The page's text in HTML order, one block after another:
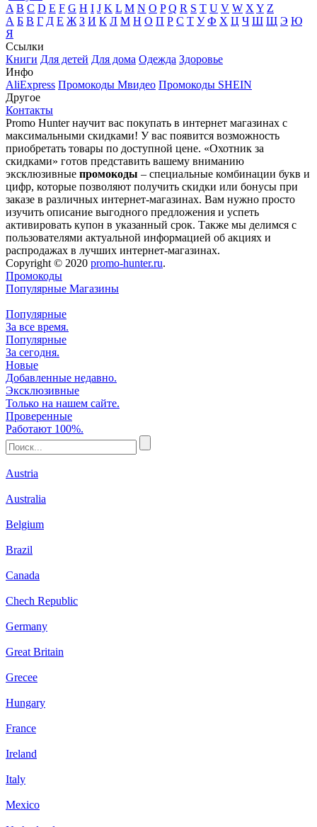
A B C D E F G H I J K L M N O P Q R S T U V W X Y Z
А Б В Г Д Е Ж З И К Л М Н О П Р С Т У Ф Х Ц Ч Ш Щ Э Ю
Я
Ссылки
Книги Для детей Для дома Одежда Здоровье
Инфо
AliExpress Промокоды Мвидео Промокоды SHEIN
Другое
Контакты
Promo Hunter научит вас покупать в интернет магазинах с
максимальными скидками! У вас появится возможность
приобретать товары по доступной цене. «Охотник за
скидками» готов представить вашему вниманию
эксклюзивные промокоды – специальные комбинации букв и
цифр, которые позволяют получить скидки или бонусы при
заказе в различных интернет-магазинах. Вам нужно просто
изучить описание выгодного предложения и успеть
активировать купон в указанный срок. Также мы делимся с
пользователями актуальной информацией об акциях и
распродажах в лучших интернет-магазинах.
Copyright © 2020 promo-hunter.ru.
Промокоды
Популярные Магазины
Популярные
За все время.
Популярные
За сегодня.
Новые
Добавленные недавно.
Эксклюзивные
Только на нашем сайте.
Проверенные
Работают 100%.
Austria
Australia
Belgium
Brazil
Canada
Chech Republic
Germany
Great Britain
Grecee
Hungary
France
Ireland
Italy
Mexico